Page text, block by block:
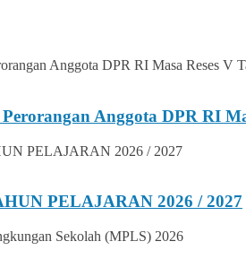
Anggota DPR RI
PELAJARAN 2026 / 2027